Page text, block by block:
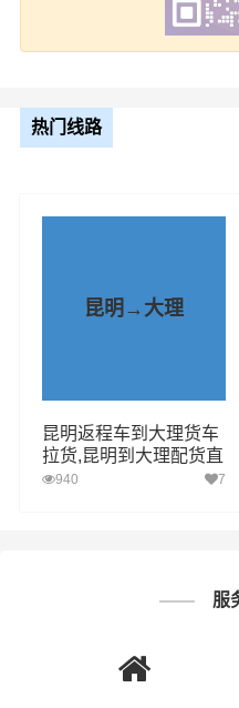
漾濞县
县、南
9.6米
13米
1、普通
2、快
热门线路
昆明→大理
昆明返程车到大理货车
拉货,昆明到大理配货直
送940 7
服